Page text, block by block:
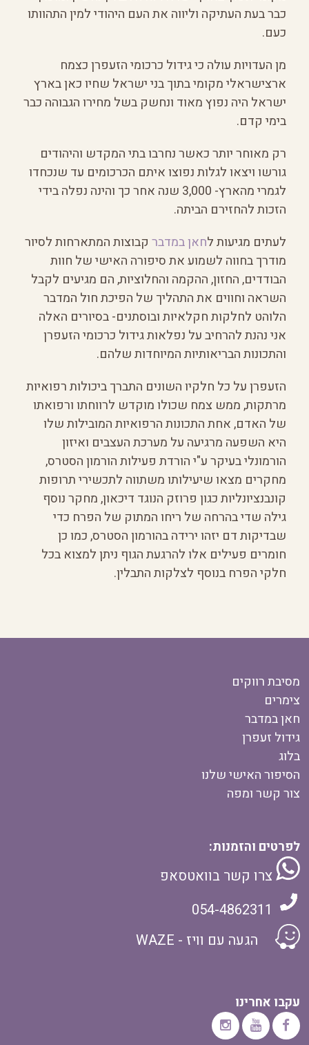
כבר בעת העתיקה וליווה את העם היהודי למין התהוותו
כעם.
מן העדויות עולה כי גידול כרכומי הזעפרן כצמח
ארצישראלי מקומי בתוך בני ישראל שחיו כאן בארץ
ישראל היה נפוץ מאוד ונחשק בשל מחירו הגבוהה כבר
בימי קדם.
רק מאוחר יותר כאשר נחרבו בתי המקדש והיהודים
גורשו ויצאו לגלות נפוצו איתם הכרכומים עד שנכחדו
לגמרי מהארץ- 3,000 שנה אחר כך והינה נפלה בידי
הזכות להחזירם הביתה.
לעתים מגיעות לחאן במדבר קבוצות המתארחות לסיור
מודרך בחווה לשמוע את סיפורה האישי של חוות
הבודדים, החזון, ההקמה והחלוציות, הם מגיעים לקבל
השראה וחווים את התהליך של הפיכת חול המדבר
הלוהט לחלקות חקלאיות ובוסתנים- בסיורים האלה
אני נהנת להרחיב על נפלאות גידול כרכומי הזעפרן
והתכונות הבריאותיות המיוחדות שלהם.
הזעפרן על כל חלקיו השונים התברך ביכולות רפואיות
מרתקות, ממש צמח שכולו מוקדש לרווחתו ורפואתו
של האדם, אחת התכונות הרפואיות המובילות שלו
היא השפעה מרגיעה על מערכת העצבים ואיזון
הורמונלי בעיקר ע"י הורדת פעילות הורמון הסטרס,
מחקרים מצאו שיעילותו משתווה לתכשירי תרופות
קונבנציונליות כגון פרוזק הנוגד דיכאון, מחקר נוסף
גילה שדי בהרחה של ריחו המתוק של הפרח כדי
שבדיקות דם יזהו ירידה בהורמון הסטרס, כמו כן
חומרים פעילים אלו להרגעת הגוף ניתן למצוא בכל
חלקי הפרח בנוסף לצלקות התבלין.
מסיבת רווקים
צימרים
חאן במדבר
גידול זעפרן
בלוג
הסיפור האישי שלנו
צור קשר ומפה
לפרטים והזמנות:
צרו קשר בוואטסאפ
הגעה עם וויז - WAZE
עקבו אחרינו